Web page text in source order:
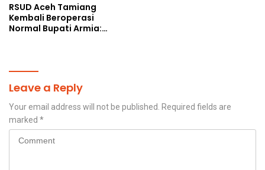
RSUD Aceh Tamiang
Kembali Beroperasi
Normal Bupati Armia:
Leave a Reply
Your email address will not be published.
Required fields are
marked *